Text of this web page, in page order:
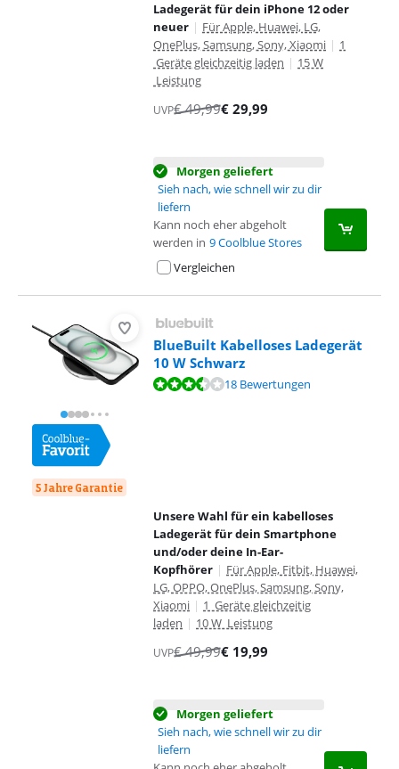
Ladegerät für dein iPhone 12 oder
neuer | Für Apple, Huawei, LG,
OnePlus, Samsung, Sony, Xiaomi | 1
Geräte gleichzeitig laden | 15 W
Leistung
UVP€49,99€ 29,99
Morgen geliefert
Sieh nach, wie schnell wir zu dir
liefern
Kann noch eher abgeholt
werden in 9 Coolblue Stores
Vergleichen
5 Jahre Garantie
BlueBuilt Kabelloses Ladegerät
10 W Schwarz
Bewertet mit 7,2 von 10, basierend auf 18 Bewertungen.
18 Bewertungen
Unsere Wahl für ein kabelloses
Ladegerät für dein Smartphone
und/oder deine In-Ear-
Kopfhörer | Für Apple, Fitbit, Huawei,
LG, OPPO, OnePlus, Samsung, Sony,
Xiaomi | 1 Geräte gleichzeitig
laden | 10 W Leistung
UVP€49,99€ 19,99
Morgen geliefert
Sieh nach, wie schnell wir zu dir
liefern